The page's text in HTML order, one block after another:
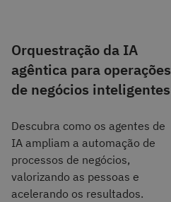
Orquestração da IA
agêntica para operações
de negócios inteligentes
Descubra como os agentes de
IA ampliam a automação de
processos de negócios,
valorizando as pessoas e
acelerando os resultados.